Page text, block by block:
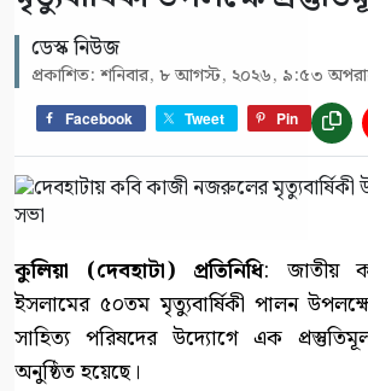
ডেস্ক নিউজ
প্রকাশিত: শনিবার, ৮ আগস্ট, ২০২৬, ৯:৫৩
Facebook Tweet Pin
কুলিয়া (দেবহাটা) প্রতিনিধি: জাতীয়
ইসলামের ৫০তম মৃত্যুবার্ষিকী পালন
সাহিত্য পরিষদের উদ্যোগে এক
অনুষ্ঠিত হয়েছে।